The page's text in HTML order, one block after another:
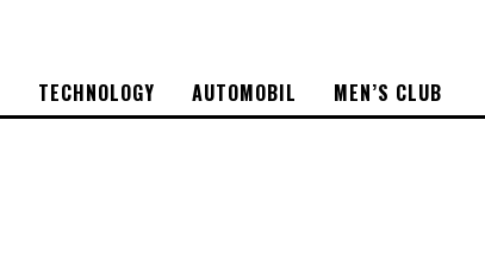
TECHNOLOGY AUTOMOBIL MEN’S CLUB